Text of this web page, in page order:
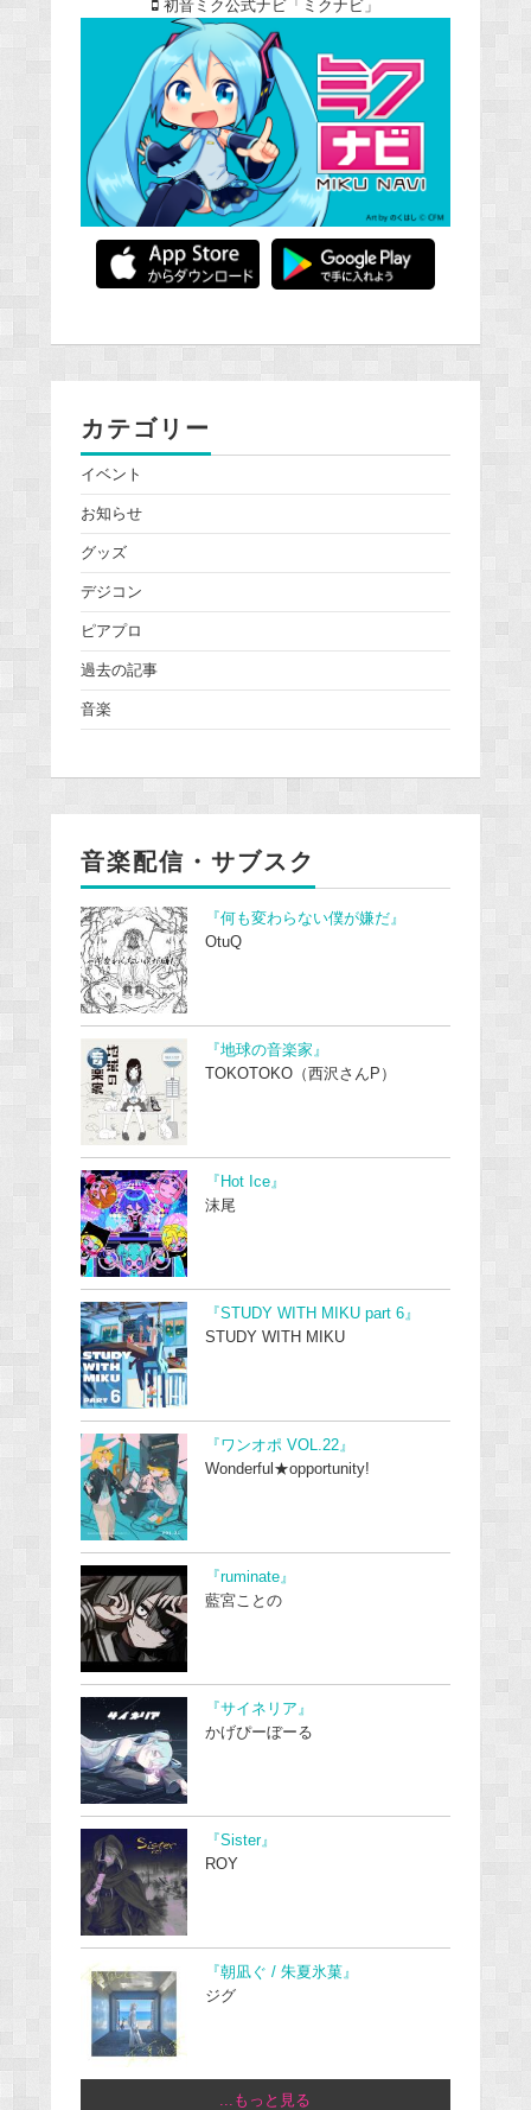
初音ミク公式ナビ「ミクナビ」
カテゴリー
イベント
お知らせ
グッズ
デジコン
ピアプロ
過去の記事
音楽
音楽配信・サブスク
『何も変わらない僕が嫌だ』
OtuQ
『地球の音楽家』
TOKOTOKO（西沢さんP）
『Hot Ice』
沫尾
『STUDY WITH MIKU part 6』
STUDY WITH MIKU
『ワンオポ VOL.22』
Wonderful★opportunity!
『ruminate』
藍宮ことの
『サイネリア』
かげぴーぼーる
『Sister』
ROY
『朝凪ぐ / 朱夏氷菓』
ジグ
...もっと見る